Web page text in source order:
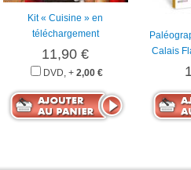
Kit « Cuisine » en
téléchargement
11,90 €
DVD, + 2,00 €
Calais